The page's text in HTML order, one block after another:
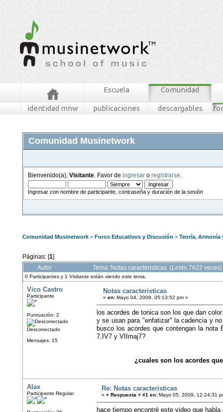
Escuela Comunidad
identidad mnw publicaciones descargables
Comunidad Musinetwork
Bienvenido(a), Visitante . Favor de ingresar o registrarse
Ingresar con nombre de participante, contraseña y duración de la sesión
Comunidad Musinetwork > Foros Educativos y Discusión > Teoría,
Páginas: [1]
Autor
Tema: Notas caracteristicas (Leído 7622 veces)
0 Participantes y 1 Visitante están viendo este tema.
Vico Castro
Participante
Puntuación: 2
Desconectado
Mensajes: 15
Notas caracteristicas
« en: Mayo 04, 2009, 05:13:52 pm »
los acordes de tonica son los que dan
y se usan para "enfatizar" la cadencia y
busco los acordes que contengan la
7,IV7 y VIImaj7?
¿cuales son los acordes
Alax
Participante Regular
Re: Notas caracteristicas
« + Respuesta + #1 en: Mayo 05, 2009, 12:24:31
hace tiempo encontré este video que habla